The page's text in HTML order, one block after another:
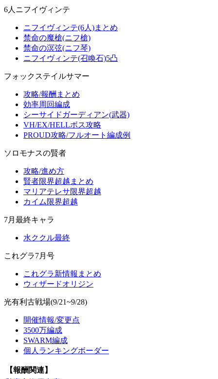
6人ニフイヴィンテ
ニフイヴィンテ(6人)まとめ
禁命の魔槍(ニフ槍)
禁命の溟弦(ニフ琴)
ニフイヴィンテ(召喚石)5凸
フォックステイルサマー
攻略/報酬まとめ
効率周回編成
シーサイドガーディアン(武器)
VH/EX/HELLボス攻略
PROUD攻略/フルオート編成例
ソロモナスの賢者
攻略/進め方
賢者限界超越まとめ
マリアテレサ限界超越
カイム限界超越
7月最終キャラ
水ククル最終
これグラ7月号
これグラ新情報まとめ
ウィザードオリジン
光有利古戦場(9/21~9/28)
開催情報/変更点
3500万編成
SWARM編成
個人ランキングボーダー
【報酬関連】